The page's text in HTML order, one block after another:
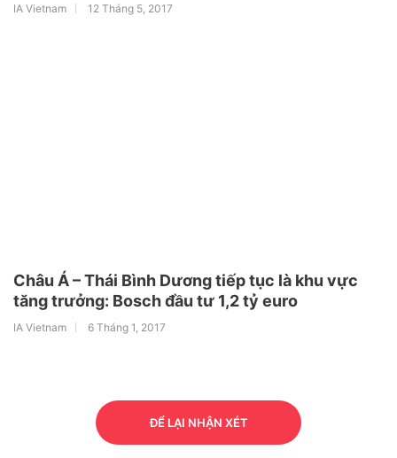
IA Vietnam 12 Tháng 5, 2017
Châu Á – Thái Bình Dương tiếp tục là khu vực
tăng trưởng: Bosch đầu tư 1,2 tỷ euro
IA Vietnam 6 Tháng 1, 2017
ĐỂ LẠI NHẬN XÉT